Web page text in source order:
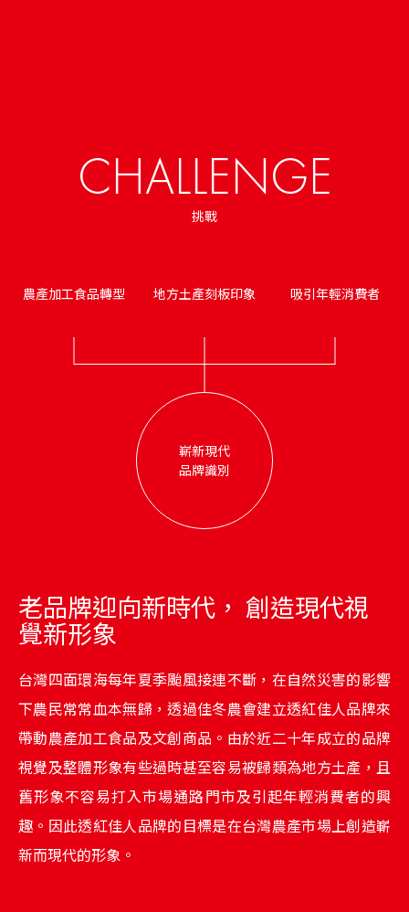
CHALLENGE
挑戰
農產加工食品轉型 地方土產刻板印象 吸引年輕消費者
嶄新現代
品牌識別
老品牌迎向新時代， 創造現代視
覺新形象
台灣四面環海每年夏季颱風接連不斷，在自然災害的影響
下農民常常血本無歸，透過佳冬農會建立透紅佳人品牌來
帶動農產加工食品及文創商品。由於近二十年成立的品牌
視覺及整體形象有些過時甚至容易被歸類為地方土產，且
舊形象不容易打入市場通路門市及引起年輕消費者的興
趣。因此透紅佳人品牌的目標是在台灣農產市場上創造嶄
新而現代的形象。